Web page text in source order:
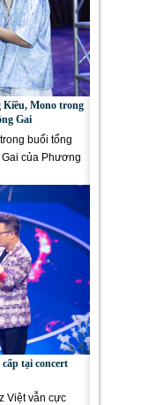
Kiều, Mono trong
Gai
buổi tổng
của Phương
tại concert
Việt vẫn cực